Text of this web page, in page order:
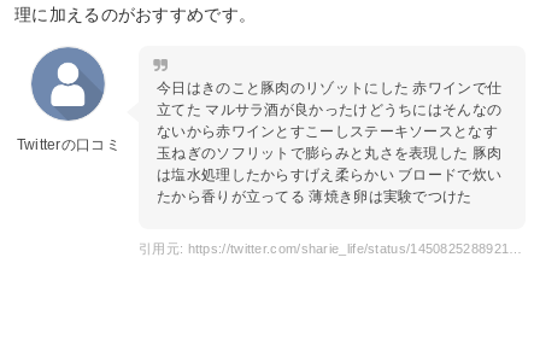
理に加えるのがおすすめです。
Twitterの口コミ
今日はきのこと豚肉のリゾットにした 赤ワインで仕
立てた マルサラ酒が良かったけどうちにはそんなの
ないから赤ワインとすこーしステーキソースとなす
玉ねぎのソフリットで膨らみと丸さを表現した 豚肉
は塩水処理したからすげえ柔らかい ブロードで炊い
たから香りが立ってる 薄焼き卵は実験でつけた